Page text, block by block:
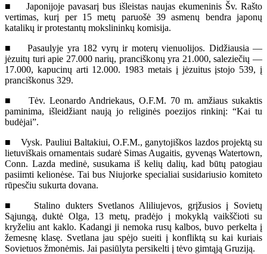
■ Japonijoje pavasarį bus išleistas naujas ekumeninis Šv. Rašto
vertimas, kurį per 15 metų paruošė 39 asmenų bendra japonų
katalikų ir protestantų mokslininkų komisija.
■ Pasaulyje yra 182 vyrų ir moterų vienuolijos. Didžiausia —
jėzuitų turi apie 27.000 narių, pranciškonų yra 21.000, saleziečių —
17.000, kapucinų arti 12.000. 1983 metais į jėzuitus įstojo 539, į
pranciškonus 329.
■ Tėv. Leonardo Andriekaus, O.F.M. 70 m. amžiaus sukaktis
paminima, išleidžiant naują jo religinės poezijos rinkinį: “Kai tu
budėjai”.
■ Vysk. Pauliui Baltakiui, O.F.M., ganytojiškos lazdos projektą su
lietuviškais ornamentais sudarė Simas Augaitis, gyvenąs Watertown,
Conn. Lazda medinė, susukama iš kelių dalių, kad būtų patogiau
pasiimti kelionėse. Tai bus Niujorke specialiai susidariusio komiteto
rūpesčiu sukurta dovana.
■ Stalino dukters Svetlanos Aliliujevos, grįžusios į Sovietų
Sąjungą, duktė Olga, 13 metų, pradėjo į mokyklą vaikščioti su
kryželiu ant kaklo. Kadangi ji nemoka rusų kalbos, buvo perkelta į
žemesnę klasę. Svetlana jau spėjo sueiti į konfliktą su kai kuriais
Sovietuos žmonėmis. Jai pasiūlyta persikelti į tėvo gimtąją Gruziją.